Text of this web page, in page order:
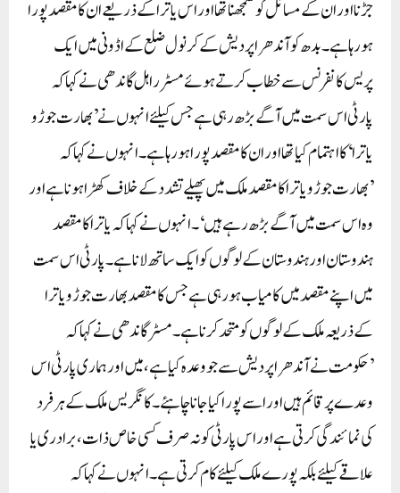
جڑنا اور ان کے مسائل کو سمجھنا تھا اور اس یاترا کے ذریعے ان کا مقصد پورا
ہو رہا ہے ۔بدھ کو آندھرا پردیش کے کرنول ضلع کے اڈونی میں ایک
پریس کانفرنس سے خطاب کرتے ہوئے مسٹر راہل گاندھی نے کہا کہ
پارٹی اس سمت میں آگے بڑھ رہی ہے جس کیلئے انہوں نے ’بھارت جوڑو
یاترا‘کا اہتمام کیا تھا اور ان کا مقصد پورا ہو رہا ہے۔ انہوں نے کہاکہ
’بھارت جوڑو یاترا کا مقصد ملک میں پھیلے تشدد کے خلاف کھڑا ہونا ہے اور
وہ اس سمت میں آگے بڑھ رہے ہیں‘۔ انہوں نے کہا کہ یاترا کا مقصد
ہندوستان اور ہندوستان کے لوگوں کو ایک ساتھ لانا ہے۔ پارٹی اس سمت
میں اپنے مقصد میں کامیاب ہو رہی ہے جس کا مقصد بھارت جوڑو یاترا
کے ذریعہ ملک کے لوگوں کو متحد کرنا ہے۔ مسٹر گاندھی نے کہاکہ
’حکومت نے آندھرا پردیش سے جو وعدہ کیا ہے ،میں اور ہماری پارٹی اس
وعدے پر قائم ہیں اور اسے پورا کیا جانا چاہئے۔ کانگریس ملک کے ہر فرد
کی نمائندگی کرتی ہے اور اس پارٹی کو نہ صرف کسی خاص ذات، برادری یا
علاقے کیلئے بلکہ پورے ملک کیلئے کام کرتی ہے۔انہوں نے کہاکہ